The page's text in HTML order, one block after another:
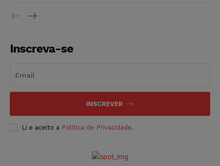
Inscreva-se
INSCREVER
Li e aceito a Política de Privacidade.